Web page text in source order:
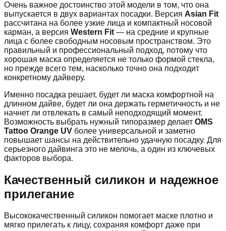
Очень важное достоинство этой модели в том, что она
выпускается в двух вариантах посадки. Версия Asian Fit
рассчитана на более узкие лица и компактный носовой
карман, а версия Western Fit — на средние и крупные
лица с более свободным носовым пространством. Это
правильный и профессиональный подход, потому что
хорошая маска определяется не только формой стекла,
но прежде всего тем, насколько точно она подходит
конкретному дайверу.
Именно посадка решает, будет ли маска комфортной на
длинном дайве, будет ли она держать герметичность и не
начнет ли отвлекать в самый неподходящий момент.
Возможность выбрать нужный типоразмер делает OMS
Tattoo Orange UV более универсальной и заметно
повышает шансы на действительно удачную посадку. Для
серьезного дайвинга это не мелочь, а один из ключевых
факторов выбора.
Качественный силикон и надежное
прилегание
Высококачественный силикон помогает маске плотно и
мягко прилегать к лицу, сохраняя комфорт даже при